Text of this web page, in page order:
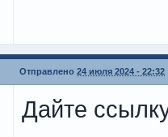
Отправлено 24 июля 2024 - 22:32
Дайте